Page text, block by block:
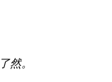
然。